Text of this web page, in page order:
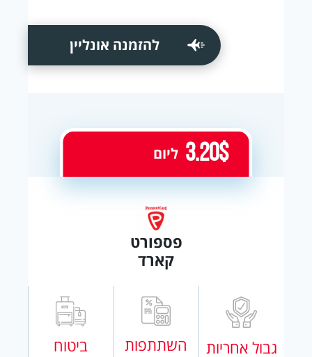
להזמנה אונליין
פספורט
קארד
גבול אחריות
השתתפות
ביטוח
3.20$ ליום